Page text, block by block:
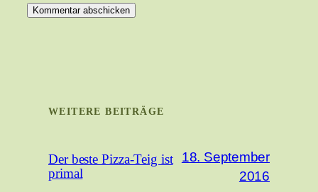
WEITERE BEITRÄGE
Der beste Pizza-Teig ist
primal
18. September
2016